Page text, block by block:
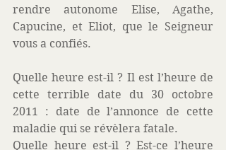
rendre autonome Elise, Agathe,
Capucine, et Eliot, que le Seigneur
vous a confiés.
Quelle heure est-il ? Il est l’heure de
cette terrible date du 30 octobre
2011 : date de l’annonce de cette
maladie qui se révèlera fatale.
Quelle heure est-il ? Est-ce l’heure